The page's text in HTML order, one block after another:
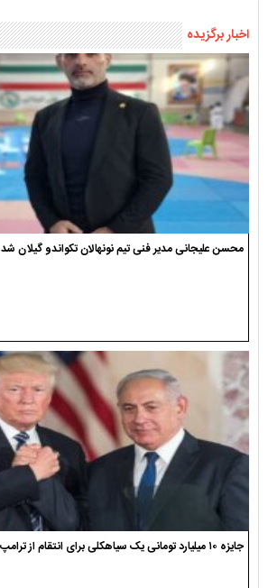
اخبار برگزیده
محسن علیجانی مدیر فنی تیم نونهالان تکواندو گیلان شد
جایزه ۱۰ میلیارد تومانی یک سیاهکلی برای انتقام از ترامپ و نتانیاهو